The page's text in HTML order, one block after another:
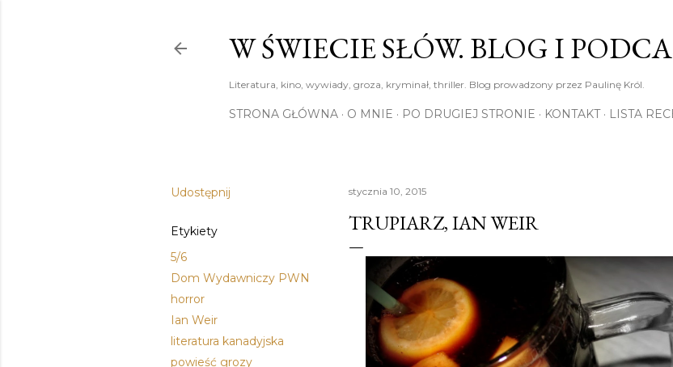
W ŚWIECIE SŁÓW. BLOG I
Literatura, kino, wywiady, groza, kryminał, thriller. Blog prowadzony przez Paulinę Król.
STRONA GŁÓWNA O MNIE PO DRUGIEJ STRONIE KONTAKT LISTA
Udostępnij
Etykiety
5/6
Dom Wydawniczy PWN
horror
Ian Weir
literatura kanadyjska
powieść grozy
stycznia 10, 2015
TRUPIARZ, IAN WEIR